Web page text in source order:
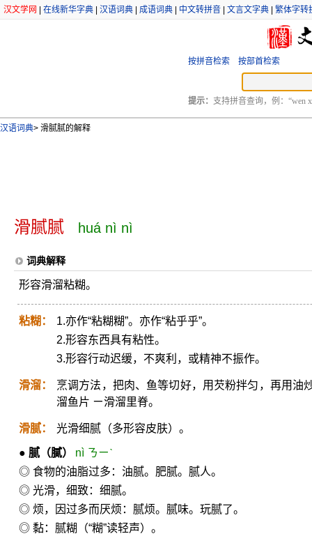
汉文学网 在线新华字典 汉语词典 成语词典 中文转拼音 文言文字典 繁体字转
按拼音检索 按部首检索
提示： 支持拼音查询，例：“wen
汉语词典> 滑腻腻的解释
滑腻腻 huá nì nì
词典解释
形容滑溜粘糊。
粘糊：
1.亦作“粘糊糊”。亦作“粘乎乎”。
2.形容东西具有粘性。
3.形容行动迟缓，不爽利，或精神不振作。
滑溜：
烹调方法，把肉、鱼等切好，用芡粉拌匀，再用油
溜鱼片 ㄧ滑溜里脊。
滑腻： 光滑细腻（多形容皮肤）。
● 腻 （膩）
nì ㄋㄧˋ
◎ 食物的油脂过多：油腻。肥腻。腻人。
◎ 光滑，细致：细腻。
◎ 烦，因过多而厌烦：腻烦。腻味。玩腻了。
◎ 黏：腻糊（“糊”读轻声）。